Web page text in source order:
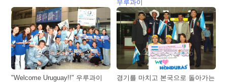
우루과이
"Welcome Uruguay!!" 우루과이
경기를 마치고 본국으로 돌아가는